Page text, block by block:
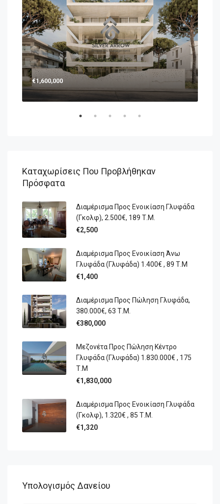
€1,600,000
Καταχωρίσεις Που Προβλήθηκαν
Πρόσφατα
Διαμέρισμα Προς Ενοικίαση Γλυφάδα
(Γκολφ), 2.500€, 189 Τ.μ.
€2,500
Διαμέρισμα Προς Ενοικίαση Άνω
Γλυφάδα (Γλυφάδα) 1.400€ , 89 Τ.Μ
€1,400
Διαμέρισμα Προς Πώληση Γλυφάδα,
380.000€, 63 Τ.μ.
€380,000
Μεζονέτα Προς Πώληση Κέντρο
Γλυφάδα (Γλυφάδα) 1.830.000€ , 175
Τ.Μ
€1,830,000
Διαμέρισμα Προς Ενοικίαση Γλυφάδα
(Γκολφ), 1.320€ , 85 Τ.Μ.
€1,320
Υπολογισμός Δανείου